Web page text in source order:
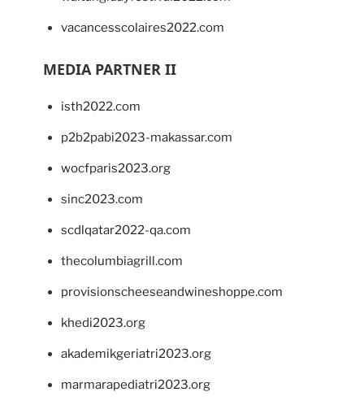
vacancesscolaires2022.com
MEDIA PARTNER II
isth2022.com
p2b2pabi2023-makassar.com
wocfparis2023.org
sinc2023.com
scdlqatar2022-qa.com
thecolumbiagrill.com
provisionscheeseandwineshoppe.com
khedi2023.org
akademikgeriatri2023.org
marmarapediatri2023.org